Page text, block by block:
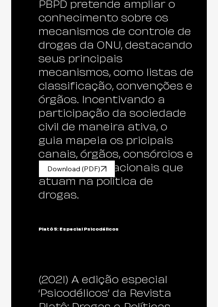
PBPD pretende ampliar o
conhecimento sobre os
mecanismos de controle de
drogas da ONU, destacando
seus principais
mecanismos, como listas de
classificação, convenções e
órgãos. Incentivando a
participação da sociedade
civil de maneira ativa, o
guia mapeia os pricipais
canais, órgãos, consórcios e
fóruns internacionais que
atuam na política de
drogas.
Download (PDF)
Platô 5: Especial Psicodélicos
(2021) A edição especial
‘Psicodélicos’ da Revista